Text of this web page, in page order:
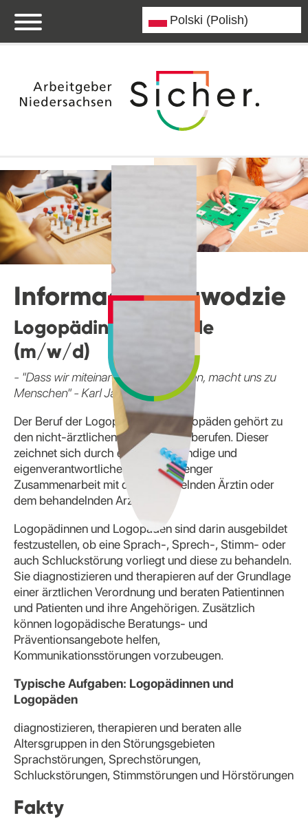
Informacje o zawodzie
Logopädin/ Logopäde
(m/w/d)
- "Dass wir miteinander reden können, macht uns zu
Menschen" - Karl Jaspers
Der Beruf der Logopädin / des Logopäden gehört zu
den nicht-ärztlichen Medizinalfachberufen. Dieser
zeichnet sich durch eine selbstständige und
eigenverantwortliche Tätigkeit in enger
Zusammenarbeit mit der behandelnden Ärztin oder
dem behandelnden Arzt aus.
Logopädinnen und Logopäden sind darin ausgebildet
festzustellen, ob eine Sprach-, Sprech-, Stimm- oder
auch Schluckstörung vorliegt und diese zu behandeln.
Sie diagnostizieren und therapieren auf der Grundlage
einer ärztlichen Verordnung und beraten Patientinnen
und Patienten und ihre Angehörigen. Zusätzlich
können logopädische Beratungs- und
Präventionsangebote helfen,
Kommunikationsstörungen vorzubeugen.
Typische Aufgaben: Logopädinnen und
Logopäden
diagnostizieren, therapieren und beraten alle
Altersgruppen in den Störungsgebieten
Sprachstörungen, Sprechstörungen,
Schluckstörungen, Stimmstörungen und Hörstörungen
Fakty